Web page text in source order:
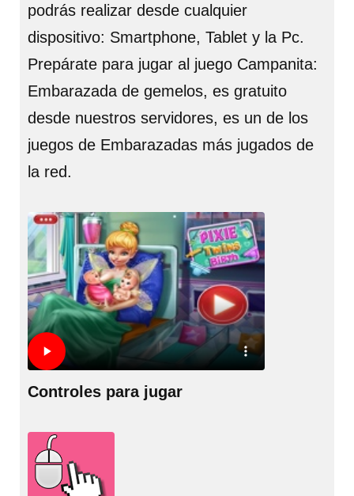
podrás realizar desde cualquier
dispositivo: Smartphone, Tablet y la Pc.
Prepárate para jugar al juego Campanita:
Embarazada de gemelos, es gratuito
desde nuestros servidores, es un de los
juegos de Embarazadas más jugados de
la red.
Controles para jugar